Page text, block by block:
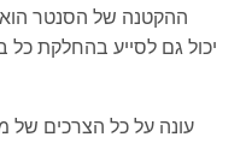
ההקטנה של הסנטר הוא
יכול גם לסייע בהחלקת כל